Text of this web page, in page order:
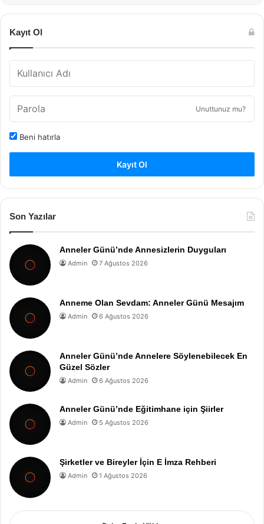
Kayıt Ol
Unuttunuz mu?
Beni hatırla
Kayıt Ol
Son Yazılar
Anneler Günü’nde Annesizlerin Duyguları
Admin 7 Ağustos 2026
Anneme Olan Sevdam: Anneler Günü Mesajım
Admin 6 Ağustos 2026
Anneler Günü’nde Annelere Söylenebilecek En
Güzel Sözler
Admin 6 Ağustos 2026
Anneler Günü’nde Eğitimhane için Şiirler
Admin 5 Ağustos 2026
Şirketler ve Bireyler İçin E İmza Rehberi
Admin 1 Ağustos 2026